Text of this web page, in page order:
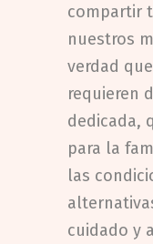
compartir
nuestros
verdad
requieren
dedicada,
para la
las
cuidado y